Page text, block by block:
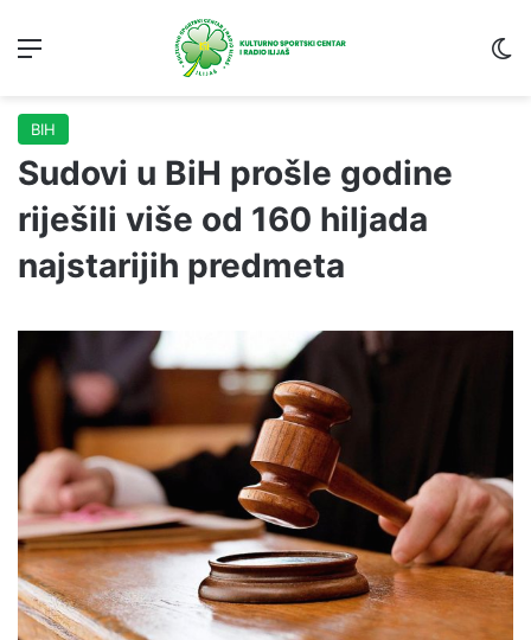
BIH
Sudovi u BiH prošle godine
riješili više od 160 hiljada
najstarijih predmeta